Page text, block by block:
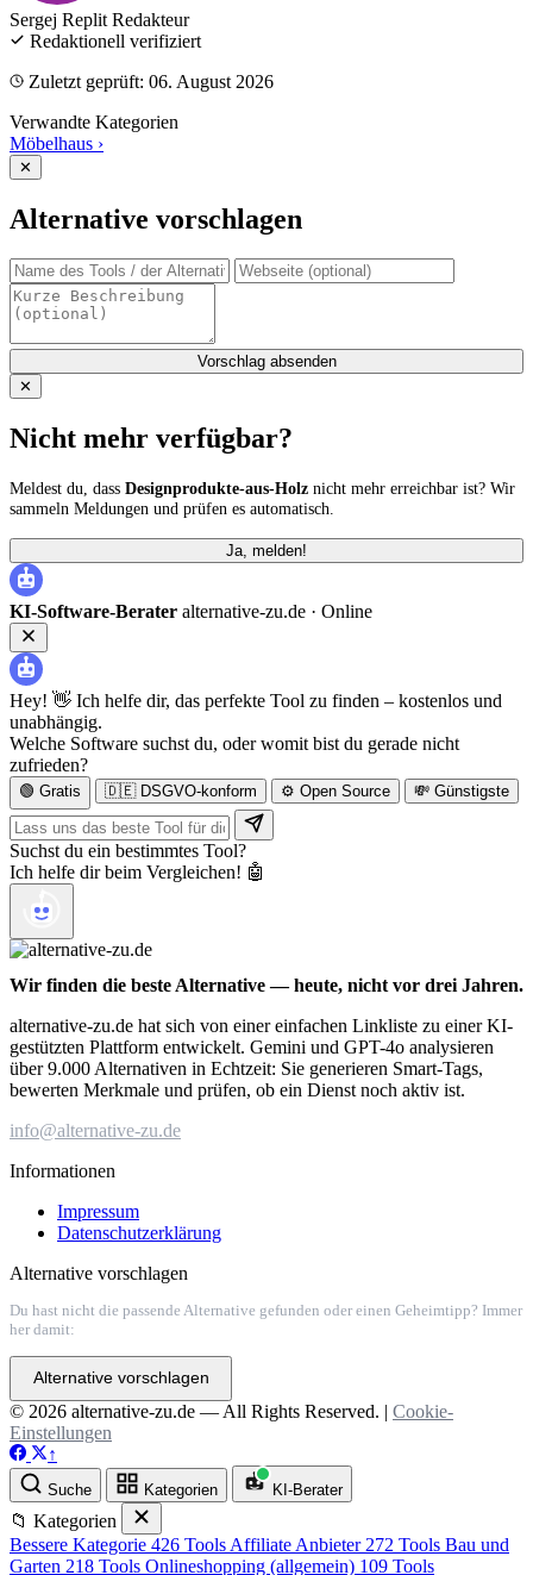
Sergej Replit Redakteur
Redaktionell verifiziert
Zuletzt geprüft: 06. August 2026
Verwandte Kategorien
Möbelhaus ›
✕
Alternative vorschlagen
Vorschlag absenden
✕
Nicht mehr verfügbar?
Meldest du, dass Designprodukte-aus-Holz nicht mehr erreichbar ist? Wir
sammeln Meldungen und prüfen es automatisch.
Ja, melden!
KI-Software-Berater alternative-zu.de · Online
Hey! 👋 Ich helfe dir, das perfekte Tool zu finden – kostenlos und
unabhängig.
Welche Software suchst du, oder womit bist du gerade nicht
zufrieden?
🟢 Gratis 🇩🇪 DSGVO-konform ⚙️ Open Source 💸 Günstigste
Suchst du ein bestimmtes Tool?
Ich helfe dir beim Vergleichen! 🤖
Wir finden die beste Alternative — heute, nicht vor drei Jahren.
alternative-zu.de hat sich von einer einfachen Linkliste zu einer KI-
gestützten Plattform entwickelt. Gemini und GPT-4o analysieren
über 9.000 Alternativen in Echtzeit: Sie generieren Smart-Tags,
bewerten Merkmale und prüfen, ob ein Dienst noch aktiv ist.
info@alternative-zu.de
Informationen
Impressum
Datenschutzerklärung
Alternative vorschlagen
Du hast nicht die passende Alternative gefunden oder einen Geheimtipp? Immer
her damit:
Alternative vorschlagen
© 2026 alternative-zu.de — All Rights Reserved. | Cookie-
Einstellungen
↑
Suche Kategorien KI-Berater
📁 Kategorien
Bessere Kategorie 426 Tools Affiliate Anbieter 272 Tools Bau und
Garten 218 Tools Onlineshopping (allgemein) 109 Tools